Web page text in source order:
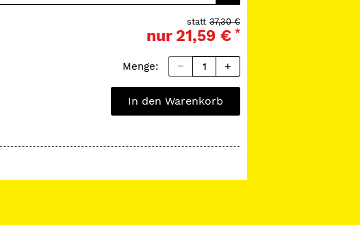
37,30 €
statt
nur 21,59 € *
Menge:
In den Warenkorb